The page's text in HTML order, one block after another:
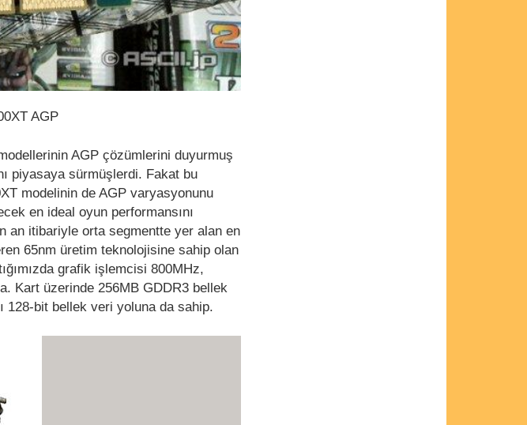
AGP
AGP çözümlerini duyurmuş
piyasaya sürmüşlerdi. Fakat bu
modelinin de AGP varyasyonunu
en ideal oyun performansını
an itibariyle orta segmentte yer alan en
65nm üretim teknolojisine sahip olan
grafik işlemcisi 800MHz,
Kart üzerinde 256MB GDDR3 bellek
128-bit bellek veri yoluna da sahip.